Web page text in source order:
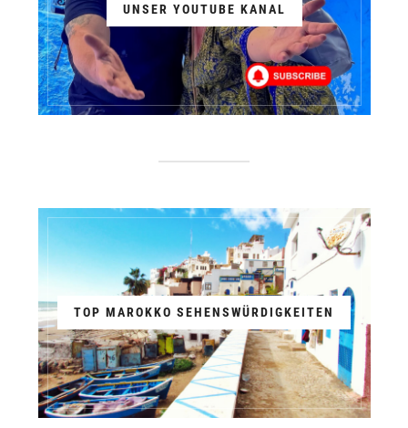
UNSER YOUTUBE KANAL
TOP MAROKKO SEHENSWÜRDIGKEITEN